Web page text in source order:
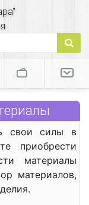
свои силы в
приобрести
материалы
материалов,